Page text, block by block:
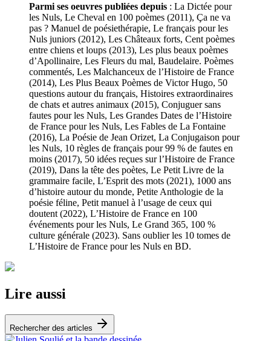
Parmi ses oeuvres publiées depuis : La Dictée pour
les Nuls, Le Cheval en 100 poèmes (2011), Ça ne va
pas ? Manuel de poésiethérapie, Le français pour les
Nuls juniors (2012), Les Châteaux forts, Cent poèmes
entre chiens et loups (2013), Les plus beaux poèmes
d’Apollinaire, Les Fleurs du mal, Baudelaire. Poèmes
commentés, Les Malchanceux de l’Histoire de France
(2014), Les Plus Beaux Poèmes de Victor Hugo, 50
questions autour du français, Histoires extraordinaires
de chats et autres animaux (2015), Conjuguer sans
fautes pour les Nuls, Les Grandes Dates de l’Histoire
de France pour les Nuls, Les Fables de La Fontaine
(2016), La Poésie de Jean Orizet, La Conjugaison pour
les Nuls, 10 règles de français pour 99 % de fautes en
moins (2017), 50 idées reçues sur l’Histoire de France
(2019), Dans la tête des poètes, Le Petit Livre de la
grammaire facile, L’Esprit des mots (2021), 1000 ans
d’histoire autour du monde, Petite Anthologie de la
poésie féline, Petit manuel à l’usage de ceux qui
doutent (2022), L’Histoire de France en 100
événements pour les Nuls, Le Grand 365, 100 %
culture générale (2023). Sans oublier les 10 tomes de
L’Histoire de France pour les Nuls en BD.
Lire aussi
Rechercher des articles